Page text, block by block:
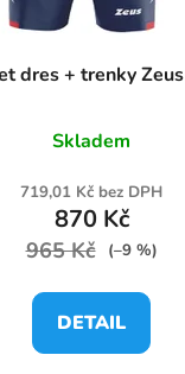
dres + trenky
Skladem
719,01 Kč bez DPH
870 Kč
965 Kč (–9 %)
DETAIL